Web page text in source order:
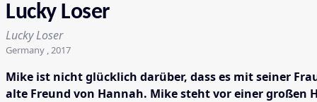
Lucky Loser
Lucky Loser
Germany , 2017
Mike ist nicht glücklich darüber, dass es mit seiner
alte Freund von Hannah. Mike steht vor einer großen